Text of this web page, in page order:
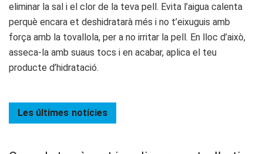
eliminar la sal i el clor de la teva pell. Evita l’aigua calenta
perquè encara et deshidratarà més i no t’eixuguis amb
força amb la tovallola, per a no irritar la pell. En lloc d’això,
asseca-la amb suaus tocs i en acabar, aplica el teu
producte d’hidratació.
Les últimes notícies